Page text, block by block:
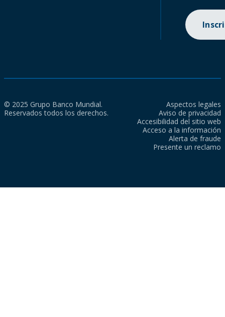
© 2025 Grupo Banco Mundial.
Reservados todos los derechos.
Aspectos legales
Aviso de privacidad
Accesibilidad del sitio web
Acceso a la información
Alerta de fraude
Presente un reclamo